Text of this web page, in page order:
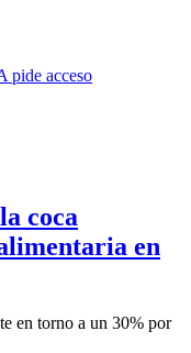
coca
en
en torno a un 30% por